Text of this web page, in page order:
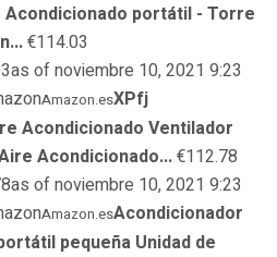
portátil - Torre
€114.03
of noviembre 10, 2021 9:23
Amazon.esXPfj
Acondicionado Ventilador
Acondicionado...€112.78
of noviembre 10, 2021 9:23
Amazon.esAcondicionador
pequeña Unidad de